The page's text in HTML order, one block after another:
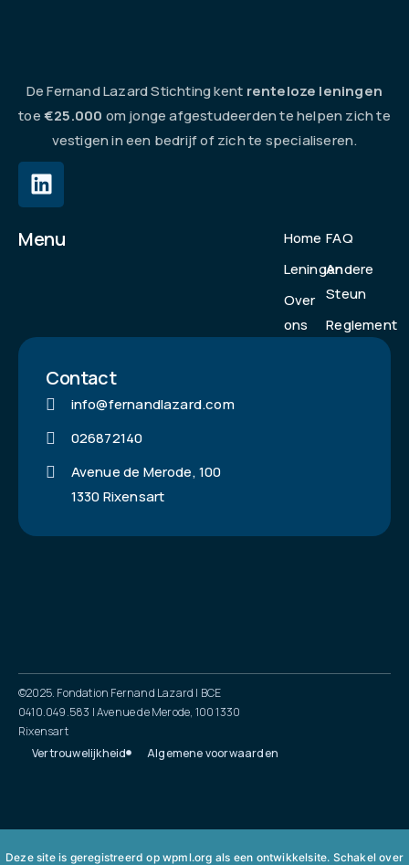
De Fernand Lazard Stichting kent renteloze leningen
toe€25.000 om jonge afgestudeerden te helpen zich te
vestigen in een bedrijf of zich te specialiseren.
Menu
Home
Leningen
Over
ons
FAQ
Andere
Steun
Reglement
Contact
info@fernandlazard.com
026872140
Avenue de Merode, 100
1330 Rixensart
©2025. Fondation Fernand Lazard | BCE
0410.049.583 | Avenue de Merode, 100 1330
Rixensart
Vertrouwelijkheid
Algemene voorwaarden
Deze site is geregistreerd opwpml.org als een ontwikkelsite. Schakel over